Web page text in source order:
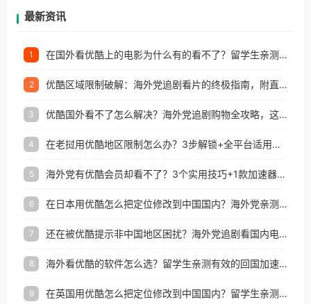
最新资讯
1 在国外看优酷上的电影为什么有的看不了？留学生亲测有效的回国加速方案
2 优酷区域限制破解：海外党追剧看片的终极指南，附直播欧冠+1905电影网解决方案
3 优酷国外看不了怎么解决？海外党追剧购物全攻略，这招亲测有效！
4 在老挝用优酷地区限制怎么办？3步解锁+全平台适用的回国加速器指南
5 海外党有优酷会员却看不了？3个实用技巧+1款加速器解决追剧&金融APP难题
6 在日本用优酷怎么把定位修改到中国国内？海外党亲测有效的回国加速指南
7 还在被优酷提示非中国地区困扰？海外党追剧看国内电影的正确打开方式
8 海外看优酷的软件怎么选？留学生亲测有效的回国加速方案
9 在英国用优酷怎么把定位修改到中国国内？留学生亲测有效的回国加速方案